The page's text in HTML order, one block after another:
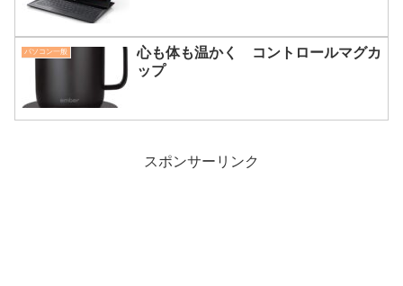
パソコン一般
心も体も温かく コントロールマグカ
ップ
スポンサーリンク